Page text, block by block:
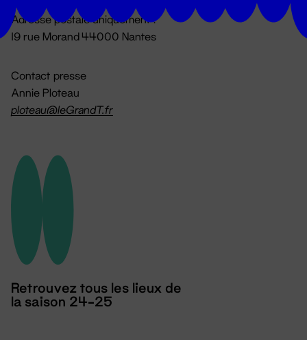
Adresse postale uniquement :
19 rue Morand 44000 Nantes
Contact presse
Annie Ploteau
ploteau@leGrandT.fr
Retrouvez tous les lieux de
la saison 24-25